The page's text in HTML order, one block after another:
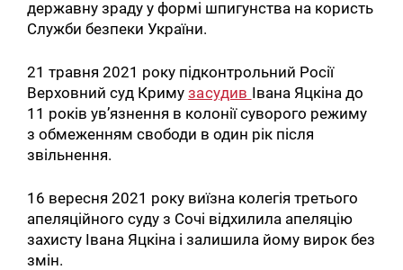
державну зраду у формі шпигунства на користь
Служби безпеки України.
21 травня 2021 року підконтрольний Росії
Верховний суд Кримузасудив Івана Яцкіна до
11 років ув’язнення в колонії суворого режиму
з обмеженням свободи в один рік після
звільнення.
16 вересня 2021 року виїзна колегія третього
апеляційного суду з Сочі відхилила апеляцію
захисту Івана Яцкіна і залишила йому вирок без
змін.